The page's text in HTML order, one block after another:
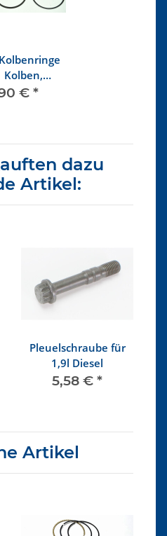
Kolben,
79,48 mm
€ *
dazu
Artikel:
Pleuelschraube für
1,9l Diesel
5,58 € *
Artikel